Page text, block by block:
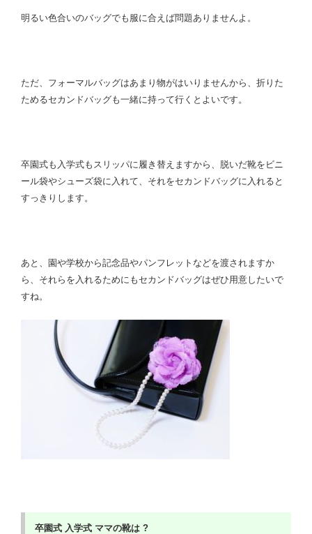
明るい色合いのバッグでも服に合えば問題ありませんよ。
ただ、フォーマルバッグはあまり物がはいりませんから、折りた
ためるセカンドバッグも一緒に持って行くとよいです。
卒園式も入学式もスリッパに履き替えますから、脱いだ靴をビニ
ール袋やシューズ袋に入れて、それをセカンドバッグに入れると
すっきりします。
あと、園や学校から記念品やパンフレットなどを渡されますか
ら、それらを入れるためにもセカンドバッグはぜひ用意したいで
すね。
卒園式 入学式 ママの靴は ?